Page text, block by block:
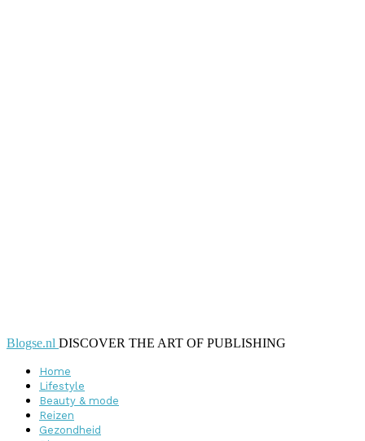
Blogse.nl DISCOVER THE ART OF PUBLISHING
Home
Lifestyle
Beauty & mode
Reizen
Gezondheid